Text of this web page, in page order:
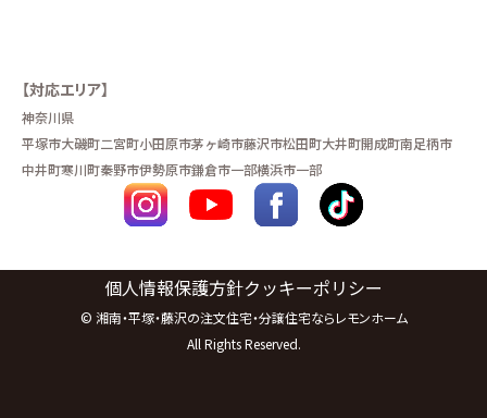
【対応エリア】
神奈川県
平塚市大磯町二宮町小田原市茅ヶ崎市藤沢市松田町大井町開成町南足柄市
中井町寒川町秦野市伊勢原市鎌倉市一部横浜市一部
個人情報保護方針クッキーポリシー
© 湘南・平塚・藤沢の注文住宅・分譲住宅ならレモンホーム
All Rights Reserved.